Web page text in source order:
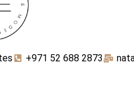
+971 52 688 2873